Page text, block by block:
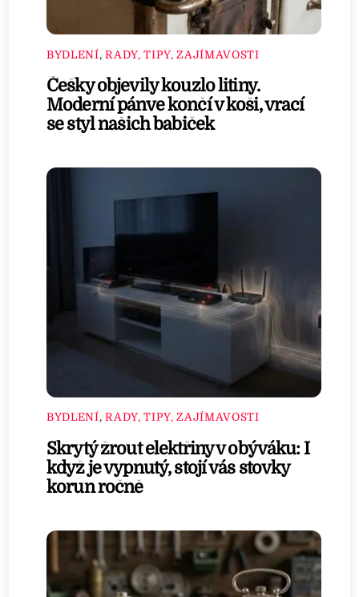
BYDLENÍ,RADY, TIPY, ZAJÍMAVOSTI
Češky objevily kouzlo litiny.
Moderní pánve končí v koši, vrací
se styl našich babiček
BYDLENÍ,RADY, TIPY, ZAJÍMAVOSTI
Skrytý žrout elektřiny v obýváku: I
když je vypnutý, stojí vás stovky
korun ročně